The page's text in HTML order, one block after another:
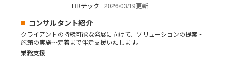
HRテック
2026/03/19更新
コンサルタント紹介
クライアントの持続可能な発展に向けて、ソリューションの提案・
施策の実施～定着まで伴走支援いたします。
業務支援